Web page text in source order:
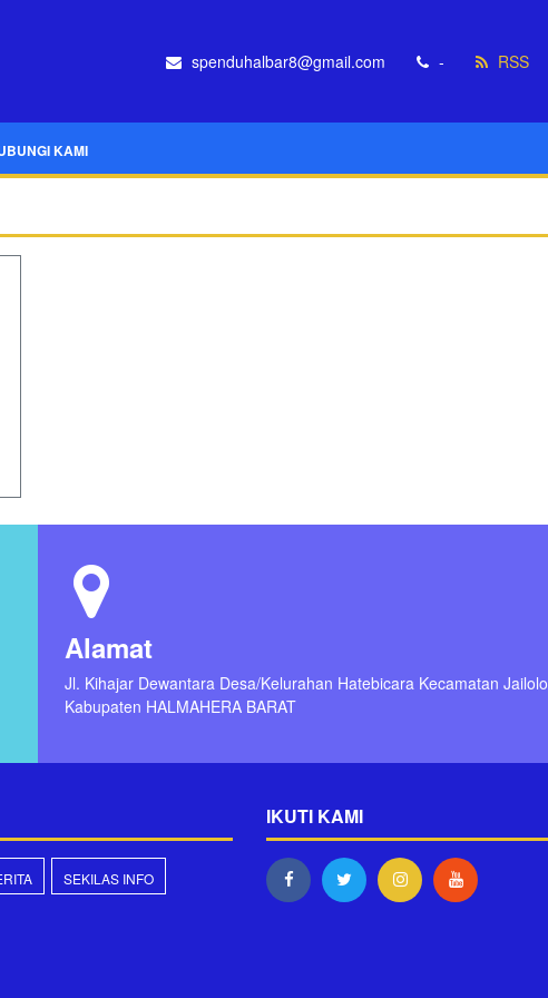
spenduhalbar8@gmail.com - RSS
KAMI
Alamat
Jl. Kihajar Dewantara Desa/Kelurahan Hatebicara Kecamatan Jailolo
Kabupaten HALMAHERA BARAT
SEKILAS INFO
IKUTI KAMI